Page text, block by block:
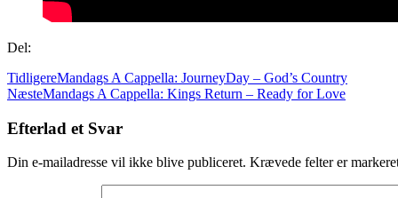
Del:
TidligereMandags A Cappella: JourneyDay – God’s Country
NæsteMandags A Cappella: Kings Return – Ready for Love
Efterlad et Svar
Din e-mailadresse vil ikke blive publiceret. Krævede felter er